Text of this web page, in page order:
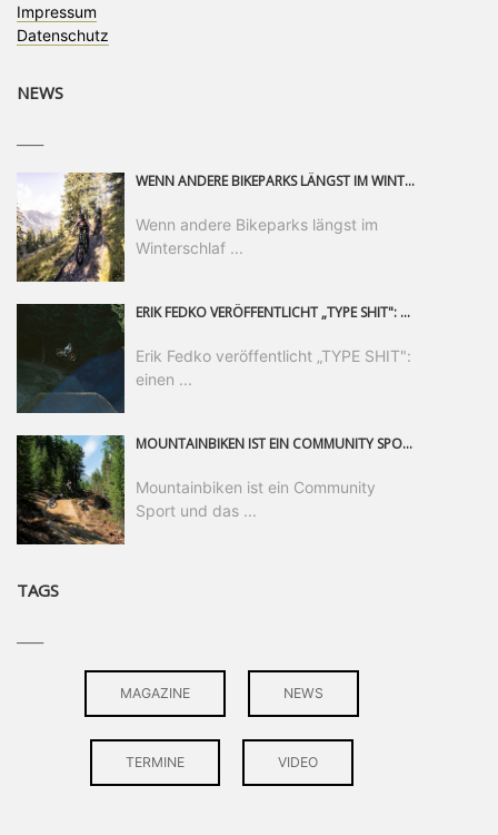
Impressum
Datenschutz
NEWS
WENN ANDERE BIKEPARKS LÄNGST IM WINTERSCHLAF SIND, IST MAN IN SAALFELDEN LEOGANG IMMER NOCH AM MOUNTAINBIKEN. IST DER HERBST DIE SCHÖNSTE ZEIT DES JAHRES? AUF DEN TRAILS RUND UM SAALFELDEN LEOGANG UND IM EPIC BIKEPARK LEOGANG IST ER DAS AUF JEDEN FALL – UND DIE GEFÜHLT DIE LÄNGSTE NOCH DAZU. NOCH BIS MINDESTENS 8. NOVEMBER STEHT DAS PINZGAUER MOUNTAINBIKE-PARADIES ALLEN RIDERN OFFEN, DIE EINFACH NICHT GENUG KRIEGEN KÖNNEN. DABEI HÄLT DIE GOLDENE JAHRESZEIT IN SAALFELDEN LEOGANG WEIT MEHR ALS LINES, TRAILS UND HERBSTPANORAMEN BEREIT: MIT DEM BIKE FESTIVAL, VERSCHIEDENEN LADIES SHRED EVENTS UND EINEM DIE GESAMTE SAISON ANDAUERNDEN PHOTO CONTEST ZUM 25-JÄHRIGEN BIKEPARK-JUBILÄUM GIBT ES RUND UM ÖSTERREICHS ÄLTESTEN BIKEPARK EINIGES ZU ERLEBEN.
Wenn andere Bikeparks längst im
Winterschlaf ...
ERIK FEDKO VERÖFFENTLICHT „TYPE SHIT": EINEN 23-MINÜTIGEN MOUNTAINBIKE-FILM, ÜBER DREI JAHRE RUND UM DIE WELT GEDREHT. ZEITGLEICH LAUNCHT ER DIE GLEICHNAMIGE KOLLEKTION SEINER BRAND TYPE. EIN SEGMENT DES FILMS ERSCHEINT SEPARAT AUF RED BULL BIKE.
Erik Fedko veröffentlicht „TYPE SHIT":
einen ...
MOUNTAINBIKEN IST EIN COMMUNITY SPORT UND DAS BEWEIST SICH IN DER BIKE REPUBLIC SÖLDEN GERADE EINDRUCKSVOLL AUF ALLEN LEVELN. FREERIDE PROFI, SHAPERIN UND FRISCH GEWÄHLTE SWATCH NINES MVP VERO SANDLER IST BEGEISTERT VON DER VIELFALT DER BIKE DESTINATION, DER NEUEN JUMPLINE UND PLÄDIERT FÜR MUT BEI (FRAUEN) COMMUNITIES. VERO UND IHR VERLOBTER SAM HODGES VERBRINGEN MEHRERE MONATE IN DER BIKE REPUBLIC UND LASSEN UNS DARAN TEILHABEN. UM COMMUNITY GEHT ES AUCH BEI DER PARTNERSCHAFT ZWISCHEN SÖLDEN UND DEM NEUEN RIDERS PARK DONOVALY IN DER SLOWAKEI: DER DORTIGE TOURISMUSDIREKTOR JIRI PEC IST ÜBERZEUGT: VON MEHR BIKEPARKS PROFITIERT DIE GANZE MTB-SZENE – UND MIT DOMINIK LINSER, GESCHÄFTSFÜHRER DER BRS, HAT ER DAMIT DEN PERFEKTEN PARTNER GEFUNDEN.
Mountainbiken ist ein Community
Sport und das ...
TAGS
MAGAZINE NEWS
TERMINE VIDEO